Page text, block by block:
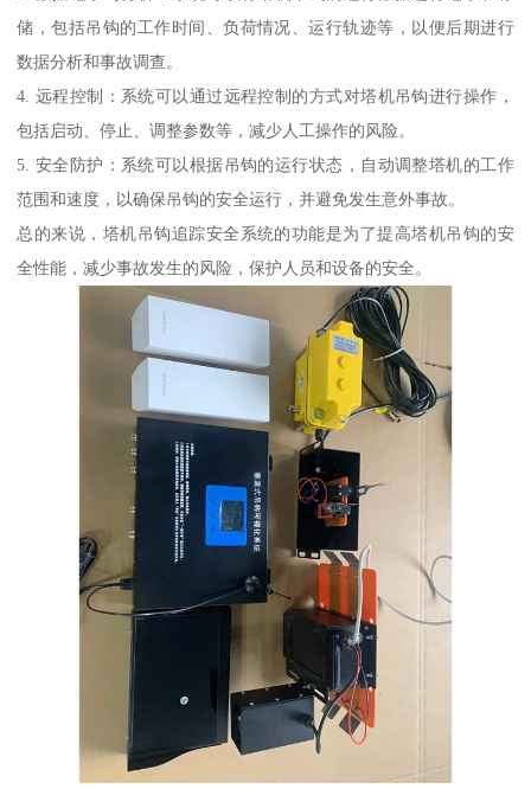
储，包括吊钩的工作时间、负荷情况、运行轨迹等，以便后期进行
数据分析和事故调查。
4. 远程控制：系统可以通过远程控制的方式对塔机吊钩进行操作，
包括启动、停止、调整参数等，减少人工操作的风险。
5. 安全防护：系统可以根据吊钩的运行状态，自动调整塔机的工作
范围和速度，以确保吊钩的安全运行，并避免发生意外事故。
总的来说，塔机吊钩追踪安全系统的功能是为了提高塔机吊钩的安
全性能，减少事故发生的风险，保护人员和设备的安全。